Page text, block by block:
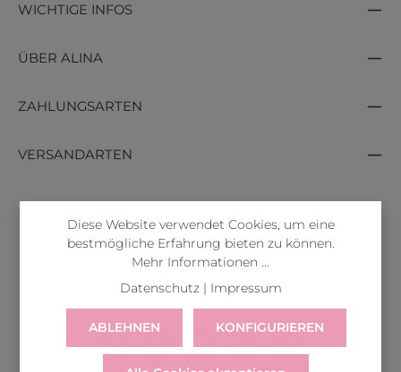
WICHTIGE INFOS
ÜBER ALINA
ZAHLUNGSARTEN
VERSANDARTEN
Diese Website verwendet Cookies, um eine
bestmögliche Erfahrung bieten zu können.
Mehr Informationen ...
Datenschutz| Impressum
ABLEHNEN KONFIGURIEREN